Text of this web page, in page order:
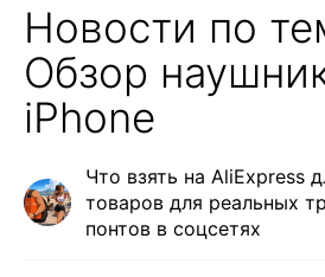
Новости по
Обзор
iPhone
Что взять на AliExpress
товаров для реальных
понтов в соцсетях